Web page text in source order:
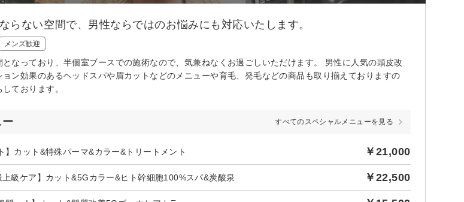
らない空間で、男性ならではのお悩みにも対応いたします。
メンズ歓迎
なっており、半個室ブースでの施術なので、気兼ねなくお過ごしいただけます。 男性に人気の頭皮改
ン効果のあるヘッドスパや眉カットなどのメニューや育毛、発毛などの商品も取り揃えておりますの
ております。
ー すべてのスペシャルメニューを見る
】カット&特殊パーマ&カラー&トリートメント ￥21,000
上級ケア】カット&5Gカラー&ヒト幹細胞100%スパ&炭酸泉 ￥22,500